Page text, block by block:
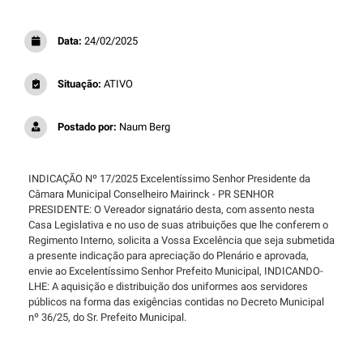
Data: 24/02/2025
Situação: ATIVO
Postado por: Naum Berg
INDICAÇÃO Nº 17/2025 Excelentíssimo Senhor Presidente da
Câmara Municipal Conselheiro Mairinck - PR SENHOR
PRESIDENTE: O Vereador signatário desta, com assento nesta
Casa Legislativa e no uso de suas atribuições que lhe conferem o
Regimento Interno, solicita a Vossa Excelência que seja submetida
a presente indicação para apreciação do Plenário e aprovada,
envie ao Excelentíssimo Senhor Prefeito Municipal, INDICANDO-
LHE: A aquisição e distribuição dos uniformes aos servidores
públicos na forma das exigências contidas no Decreto Municipal
nº 36/25, do Sr. Prefeito Municipal.